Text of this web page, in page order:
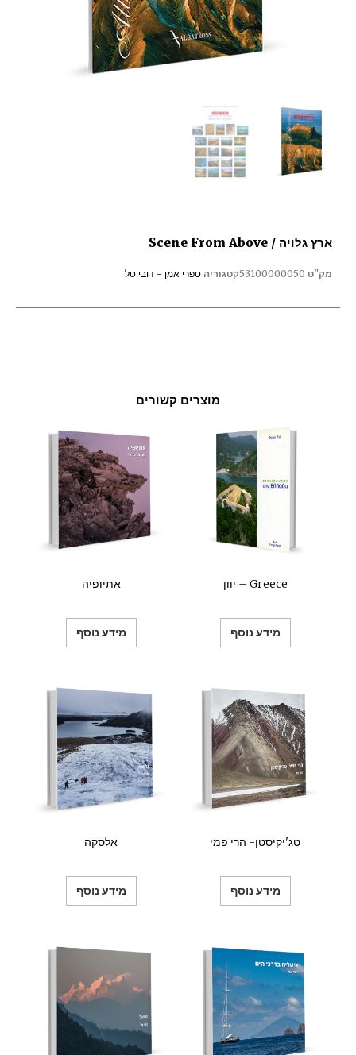
ארץ גלויה / Scene From Above
מק"ט 53100000050קטגוריה ספרי אמן - דובי טל
מוצרים קשורים
אתיופיה
מידע נוסף
יוון – Greece
מידע נוסף
אלסקה
מידע נוסף
טג'יקיסטן- הרי פמי
מידע נוסף